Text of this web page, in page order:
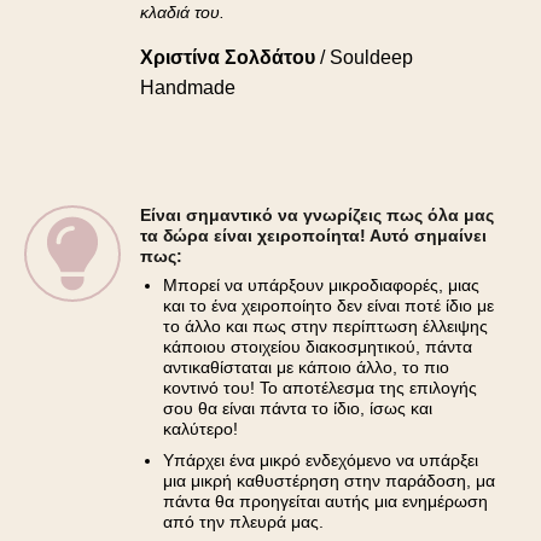
κλαδιά του.
Χριστίνα Σολδάτου / Souldeep
Handmade
Είναι σημαντικό να γνωρίζεις πως όλα μας
τα δώρα είναι χειροποίητα! Αυτό σημαίνει
πως:
Μπορεί να υπάρξουν μικροδιαφορές, μιας
και το ένα χειροποίητο δεν είναι ποτέ ίδιο με
το άλλο και πως στην περίπτωση έλλειψης
κάποιου στοιχείου διακοσμητικού, πάντα
αντικαθίσταται με κάποιο άλλο, το πιο
κοντινό του! Το αποτέλεσμα της επιλογής
σου θα είναι πάντα το ίδιο, ίσως και
καλύτερο!
Υπάρχει ένα μικρό ενδεχόμενο να υπάρξει
μια μικρή καθυστέρηση στην παράδοση, μα
πάντα θα προηγείται αυτής μια ενημέρωση
από την πλευρά μας.